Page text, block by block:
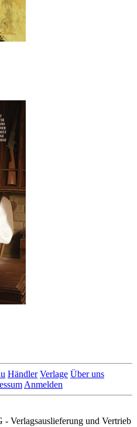
Händler Verlage Über uns
Anmelden
Verlagsauslieferung und Vertrieb